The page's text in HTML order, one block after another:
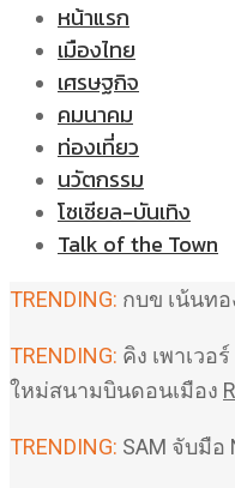
หน้าแรก
เมืองไทย
เศรษฐกิจ
คมนาคม
ท่องเที่ยว
นวัตกรรม
โซเชียล-บันเทิง
Talk of the Town
TRENDING: กบข เน้นทอ
TRENDING: คิง เพาเวอ
ใหม่สนามบินดอนเมือง
TRENDING: SAM จับมือ